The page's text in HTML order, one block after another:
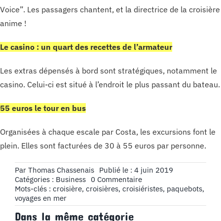
Voice”. Les passagers chantent, et la directrice de la croisière
anime !
Le casino : un quart des recettes de l’armateur
Les extras dépensés à bord sont stratégiques, notamment le
casino. Celui-ci est situé à l’endroit le plus passant du bateau.
55 euros le tour en bus
Organisées à chaque escale par Costa, les excursions font le
plein. Elles sont facturées de 30 à 55 euros par personne.
Par Thomas Chassenais Publié le : 4 juin 2019
Catégories : Business 0 Commentaireon
Les
:
Mots-clés : croisière, croisières, croisiéristes, paquebots,
voyages en mer
Dans la même catégorie